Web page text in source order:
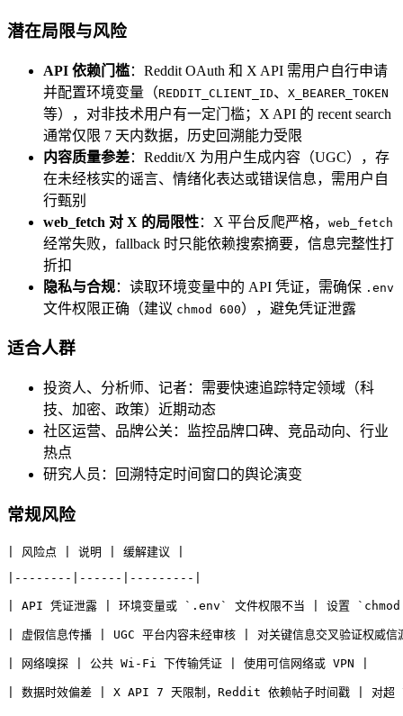
潜在局限与风险
API 依赖门槛：Reddit OAuth 和 X API 需用户自行申请
并配置环境变量（REDDIT_CLIENT_ID、 X_BEARER_TOKEN
等），对非技术用户有一定门槛；X API 的 recent search
通常仅限 7 天内数据，历史回溯能力受限
内容质量参差：Reddit/X 为用户生成内容（UGC），存
在未经核实的谣言、情绪化表达或错误信息，需用户自
行甄别
web_fetch 对 X 的局限性：X 平台反爬严格， web_fetch
经常失败，fallback 时只能依赖搜索摘要，信息完整性打
折扣
隐私与合规：读取环境变量中的 API 凭证，需确保 .env
文件权限正确（建议 chmod 600），避免凭证泄露
适合人群
投资人、分析师、记者：需要快速追踪特定领域（科
技、加密、政策）近期动态
社区运营、品牌公关：监控品牌口碑、竞品动向、行业
热点
研究人员：回溯特定时间窗口的舆论演变
常规风险
| 风险点 | 说明 | 缓解建议 |
|--------|------|---------|
| API 凭证泄露 | 环境变量或 `.env` 文件权限不当 | 设置 `chmod
| 虚假信息传播 | UGC 平台内容未经审核 | 对关键信息交叉验证权威
| 网络嗅探 | 公共 Wi-Fi 下传输凭证 | 使用可信网络或 VPN |
| 数据时效偏差 | X API 7 天限制，Reddit 依赖帖子时间戳 | 对